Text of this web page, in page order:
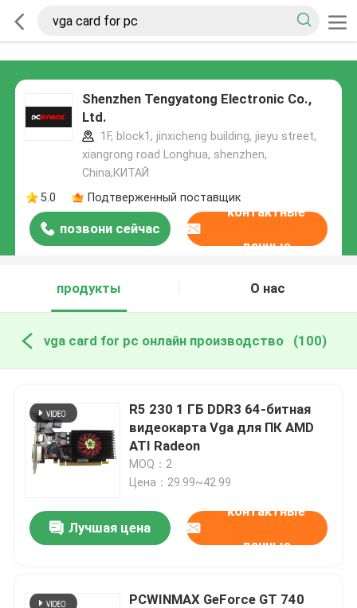
Shenzhen Tengyatong Electronic Co.,
Ltd.
1F, block1, jinxicheng building, jieyu street,
xiangrong road Longhua, shenzhen,
China,КИТАЙ
5.0
Подтверженный поставщик
позвони сейчас
контактные
данные
продукты О нас
vga card for pc онлайн производство (100)
R5 230 1 ГБ DDR3 64-битная
видеокарта Vga для ПК AMD
ATI Radeon
MOQ：2
Цена：29.99~42.99
Лучшая цена
контактные
данные
PCWINMAX GeForce GT 740